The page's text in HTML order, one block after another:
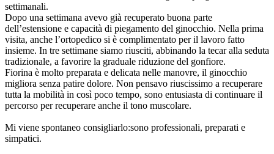
settimanali.
Dopo una settimana avevo già recuperato buona parte
dell’estensione e capacità di piegamento del ginocchio. Nella prima
visita, anche l’ortopedico si è complimentato per il lavoro fatto
insieme. In tre settimane siamo riusciti, abbinando la tecar alla seduta
tradizionale, a favorire la graduale riduzione del gonfiore.
Fiorina è molto preparata e delicata nelle manovre, il ginocchio
migliora senza patire dolore. Non pensavo riuscissimo a recuperare
tutta la mobilità in così poco tempo, sono entusiasta di continuare il
percorso per recuperare anche il tono muscolare.
Mi viene spontaneo consigliarlo:sono professionali, preparati e
simpatici.